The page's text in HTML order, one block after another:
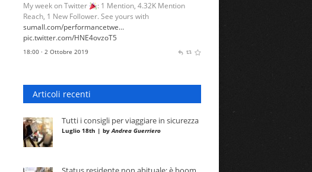
My week on Twitter
: 1 Mention, 4.32K Mention
Reach, 1 New Follower. See yours with
sumall.com/performancetwe…
pic.twitter.com/HNE4ovzoT5
18:00 · 2 Ottobre 2019
Articoli recenti
Tutti i consigli per viaggiare in sicurezza
Luglio 18th | byAndrea Guerriero